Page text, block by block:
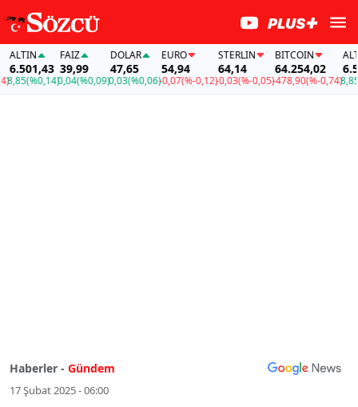
(%0,14)
FAİZ
39,99
0,04(%0,09)
DOLAR
47,65
0,03(%0,06)
EURO
54,94
-0,07(%-0,12)
STERLIN
64,14
-0,03(%-0,05)
BITCOIN
64.254,02
-478,90(%-0,74)
ALTIN
8,85
Haberler - Gündem
17 Şubat 2025 - 06:00